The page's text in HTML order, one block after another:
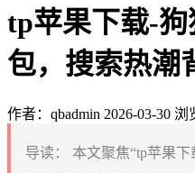
tp苹果下载-
包，搜索热潮
作者：qbadmin 2026-03-30 浏
导读：
本文聚焦“tp苹果